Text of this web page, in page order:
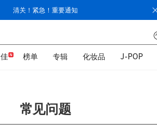
清关！紧急！重要通知
榜单 专辑 化妆品 J-POP
常见问题